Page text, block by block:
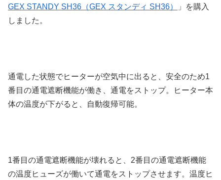
GEX STANDY SH36（GEX スタンディ SH36）
」を購入
しました。
通電した状態でヒーターが空気中に出ると、安全のため1
番目の通電遮断機能が働き、通電をストップ。ヒーター本
体の温度が下がると、自動復帰可能。
1番目の通電遮断機能が壊れると、2番目の通電遮断機能
の温度ヒューズが働いて通電をストップさせます。温度ヒ